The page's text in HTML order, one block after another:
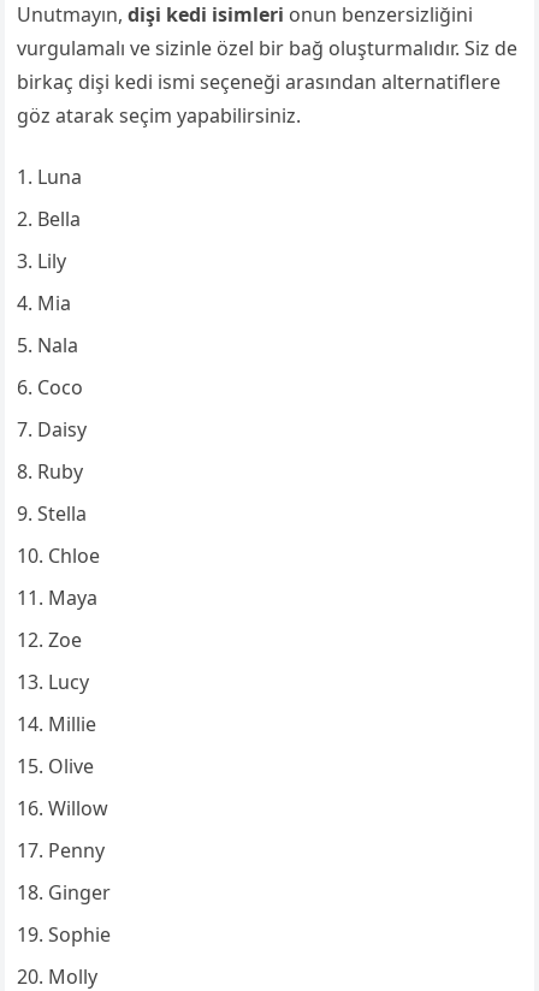
Unutmayın,dişi kedi isimleri onun benzersizliğini
vurgulamalı ve sizinle özel bir bağ oluşturmalıdır. Siz de
birkaç dişi kedi ismi seçeneği arasından alternatiflere
göz atarak seçim yapabilirsiniz.
Luna
Bella
Lily
Mia
Nala
Coco
Daisy
Ruby
Stella
Chloe
Maya
Zoe
Lucy
Millie
Olive
Willow
Penny
Ginger
Sophie
Molly